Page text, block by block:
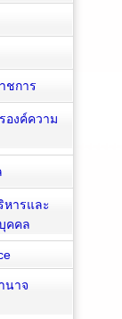
ชการ
องค์ความ
ารและ
คคล
นาจ